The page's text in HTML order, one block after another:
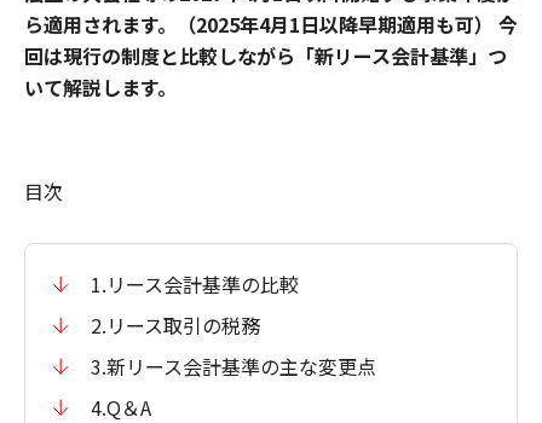
ら適用されます。（2025年4月1日以降早期適用も可） 今
回は現行の制度と比較しながら「新リース会計基準」つ
いて解説します。
目次
1.リース会計基準の比較
2.リース取引の税務
3.新リース会計基準の主な変更点
4.Q＆A